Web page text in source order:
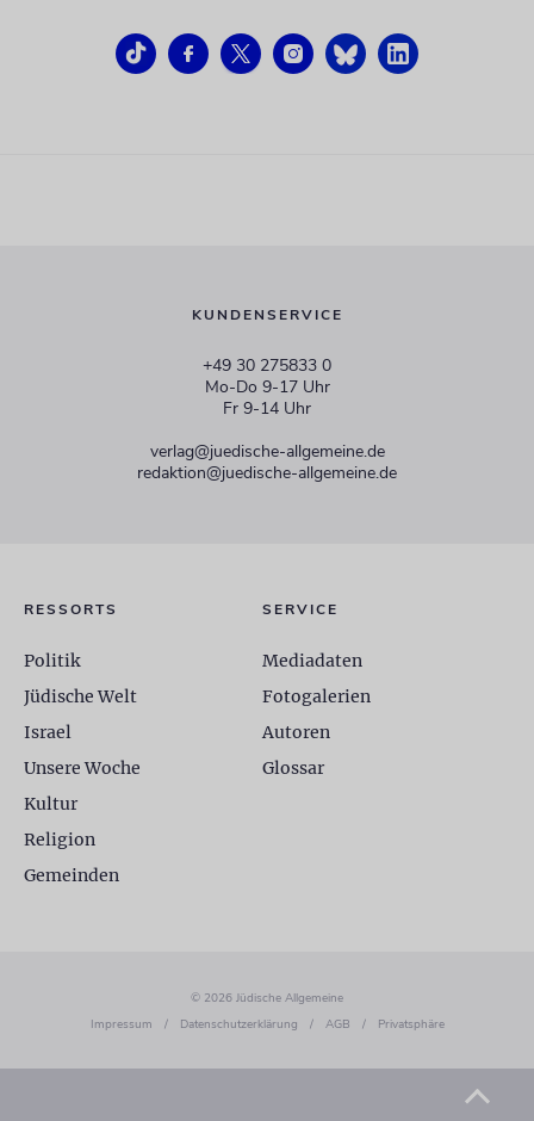
KUNDENSERVICE
+49 30 275833 0
Mo-Do 9-17 Uhr
Fr 9-14 Uhr
verlag@juedische-allgemeine.de
redaktion@juedische-allgemeine.de
RESSORTS
Politik
Jüdische Welt
Israel
Unsere Woche
Kultur
Religion
Gemeinden
SERVICE
Mediadaten
Fotogalerien
Autoren
Glossar
© 2026 Jüdische Allgemeine
Impressum
/ Datenschutzerklärung / AGB / Privatsphäre